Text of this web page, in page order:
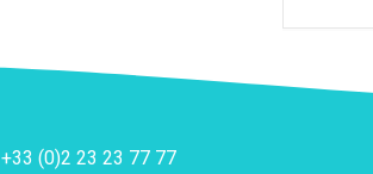
+33 (0)2 23 23 77 77